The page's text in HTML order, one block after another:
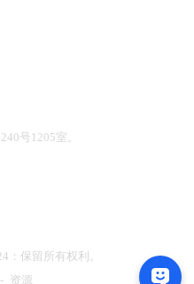
号1205室。
：保留所有权利。
- 资源